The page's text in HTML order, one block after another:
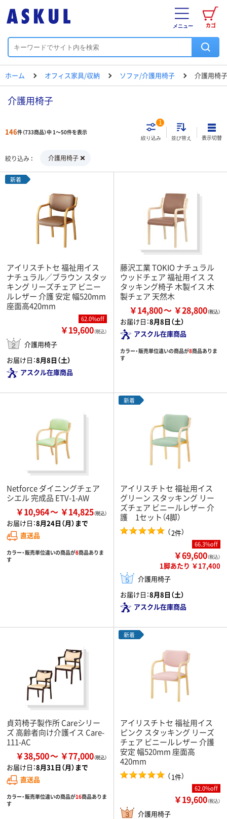
カゴ
メニュー
ホーム オフィス家具/収納 ソファ/介護用椅子 介護用椅子
介護用椅子
146件（733商品）中 1～50件を表示
絞り込み
1
並び替え 表示切替
絞り込み 介護用椅子
新着
アイリスチトセ 福祉用イス
ナチュラル／ブラウン スタッ
キング リーズチェア ビニー
ルレザー 介護 安定 幅520mm
座面高420mm
62.0%off
￥19,600（税込）
介護用椅子
お届け日：8月8日（土）
アスクル在庫商品
藤沢工業 TOKIO ナチュラル
ウッドチェア 福祉用イス ス
タッキング椅子 木製イス 木
製チェア 天然木
￥14,800 ￥28,800
お届け日：8月8日（土）
アスクル在庫商品
カラー・販売単位違いの商品が8商品ありま
す
Netforce ダイニングチェア
シエル 完成品 ETV-1-AW
￥10,964 ￥14,825
お届け日：8月24日（月）まで
直送品
カラー・販売単位違いの商品が8商品ありま
す
新着
アイリスチトセ 福祉用イス
グリーン スタッキング リー
ズチェア ビニールレザー 介
護 1セット（4脚）
（2件）
66.3%off
￥69,600（税込）
1脚あたり ￥17,400
介護用椅子
お届け日：8月8日（土）
アスクル在庫商品
貞苅椅子製作所 Careシリー
ズ 高齢者向け介護イス Care-
111-AC
￥38,500 ￥77,000
お届け日：8月31日（月）まで
直送品
カラー・販売単位違いの商品が16商品ありま
す
新着
アイリスチトセ 福祉用イス
ピンク スタッキング リーズ
チェア ビニールレザー 介護
安定 幅520mm 座面高
420mm
（1件）
62.0%off
￥19,600（税込）
介護用椅子